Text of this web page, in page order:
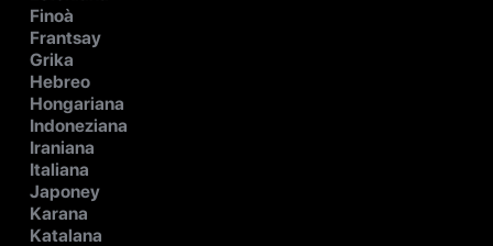
Finoà
Frantsay
Grika
Hebreo
Hongariana
Indoneziana
Iraniana
Italiana
Japoney
Karana
Katalana